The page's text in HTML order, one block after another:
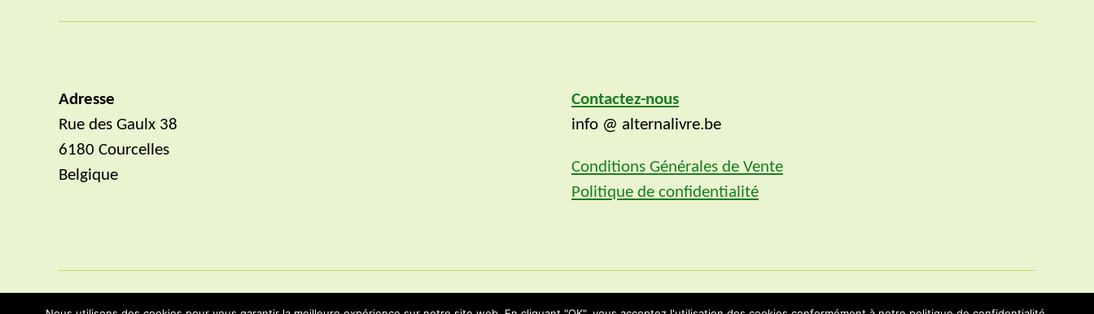
Adresse
Rue des Gaulx 38
6180 Courcelles
Belgique
Contactez-nous
info @ alternalivre.be
Conditions Générales de Vente
Politique de confidentialité